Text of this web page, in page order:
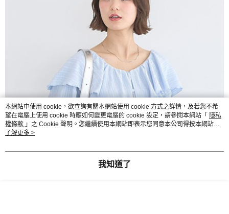
本網站中使用 cookie，欲查詢有關本網站使用 cookie 方式之詳情，及若您不希
望在電腦上使用 cookie 時應如何變更電腦的 cookie 設定，請參閱本網站「 隱私
權條款 」之 Cookie 聲明。您繼續使用本網站即表示您同意本公司得按本網站使
用條款之 Cookie 聲明使用 cookie。
了解更多 >
我知道了